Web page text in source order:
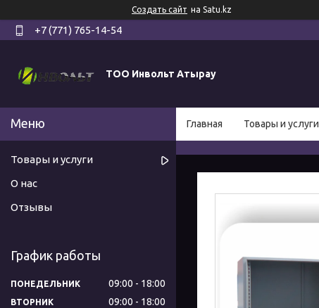
Создать сайт на Satu.kz
+7 (771) 765-14-54
ТОО Инвольт Атырау
Главная Товары и услуги
Товары и услуги
О нас
Отзывы
График работы
ПОНЕДЕЛЬНИК 09:00 18:00
ВТОРНИК 09:00 18:00